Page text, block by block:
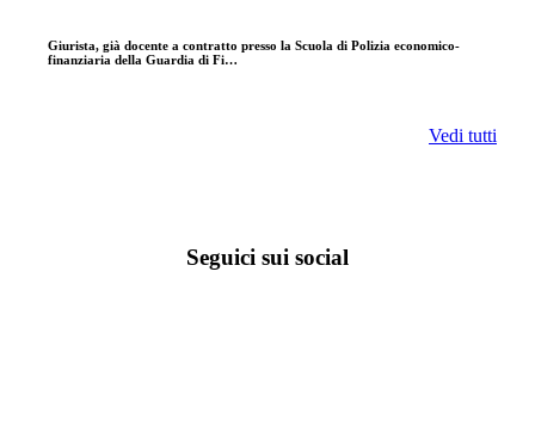
Giurista, già docente a contratto presso la Scuola di Polizia economico-
finanziaria della Guardia di Fi…
Vedi tutti
Seguici sui social